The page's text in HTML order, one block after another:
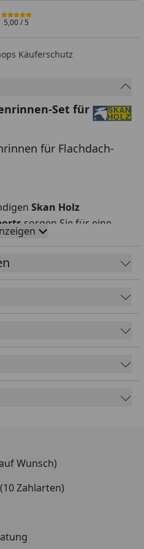
5,00/ 5
Käuferschutz
Set für
für Flachdach-
Skan Holz
sorgen Sie für eine
des Daches. Lieferung
anthrazit beschichtet,
Verbindungselementen,
oder weiß
cm
mit 75 mm
der Teile
Silikon
Wunsch)
Zahlarten)